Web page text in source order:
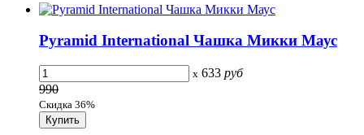
Pyramid International Чашка Микки Маус
x 633 руб
990
Скидка 36%